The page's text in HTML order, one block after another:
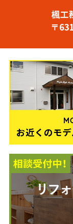
楓工
〒
お近くのモデ